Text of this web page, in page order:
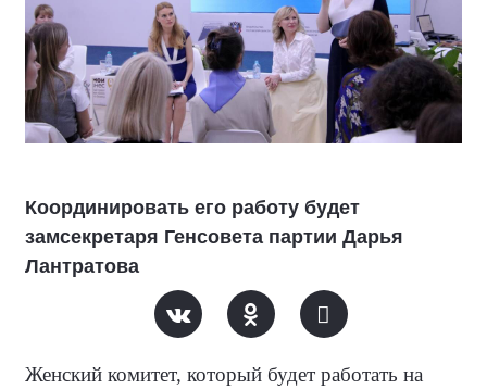
Координировать его работу будет
замсекретаря Генсовета партии Дарья
Лантратова
Женский комитет, который будет работать на